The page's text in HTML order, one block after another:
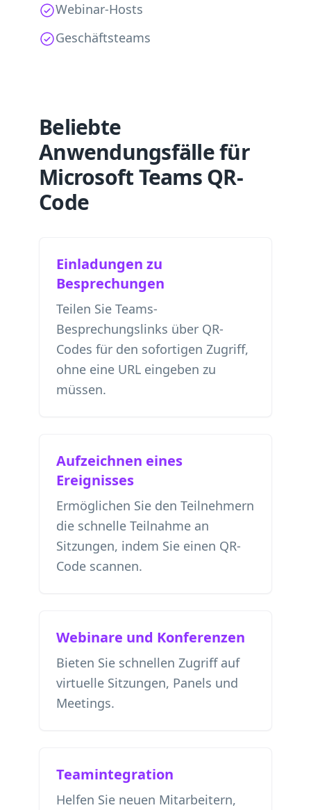
Webinar-Hosts
Geschäftsteams
Beliebte
Anwendungsfälle für
Microsoft Teams QR-
Code
Einladungen zu
Besprechungen
Teilen Sie Teams-
Besprechungslinks über QR-
Codes für den sofortigen Zugriff,
ohne eine URL eingeben zu
müssen.
Aufzeichnen eines
Ereignisses
Ermöglichen Sie den Teilnehmern
die schnelle Teilnahme an
Sitzungen, indem Sie einen QR-
Code scannen.
Webinare und Konferenzen
Bieten Sie schnellen Zugriff auf
virtuelle Sitzungen, Panels und
Meetings.
Teamintegration
Helfen Sie neuen Mitarbeitern,